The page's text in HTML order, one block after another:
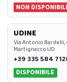
NON
UDINE
Via Antonio Bardelli,
Martignacco UD
+39 335 584
DISPONIBILE